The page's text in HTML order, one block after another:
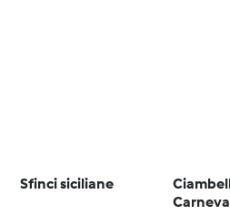
Sfinci siciliane